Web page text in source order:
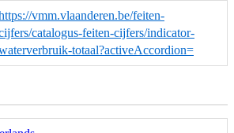
vmm.vlaanderen.be/feiten-
catalogus-feiten-cijfers/indicator-
totaal?activeAccordion=